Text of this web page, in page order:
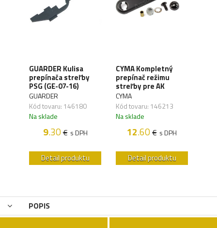
GUARDER Kulisa
prepínača streľby
PSG (GE-07-16)
GUARDER
Kód tovaru: 146180
Na sklade
9.30€ s DPH
Detail produktu
CYMA Kompletný
prepínač režimu
streľby pre AK
CYMA
Kód tovaru: 146213
Na sklade
12.60€ s DPH
Detail produktu
POPIS